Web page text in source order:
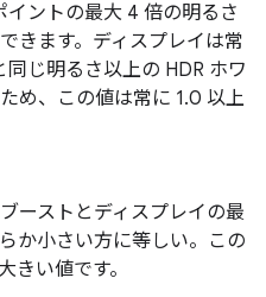
イントの最大 4 倍の明るさ
きます。ディスプレイは常
同じ明るさ以上の HDR ホワ
め、この値は常に 1.0 以上
ーストとディスプレイの最
か小さい方に等しい。この
きい値です。